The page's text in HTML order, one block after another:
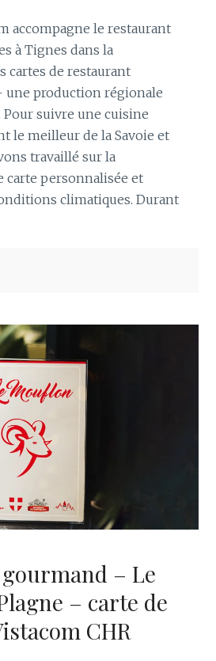
accompagne le restaurant
à Tignes dans la
cartes de restaurant
une production régionale
suivre une cuisine
le meilleur de la Savoie et
travaillé sur la
carte personnalisée et
climatiques. Durant
– Le
– carte de
CHR